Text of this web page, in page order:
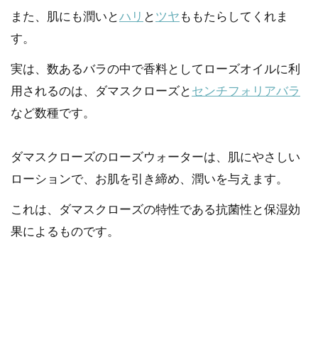
また、肌にも潤いとハリ と ツヤ ももたらしてくれま
す。
実は、数あるバラの中で香料としてローズオイルに利
用されるのは、ダマスクローズと センチフォリアバラ
など数種です。
ダマスクローズのローズウォーターは、肌にやさしい
ローションで、お肌を引き締め、潤いを与えます。
これは、ダマスクローズの特性である抗菌性と保湿効
果によるものです。